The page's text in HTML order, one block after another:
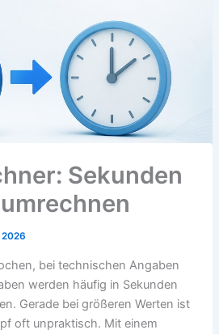
Sekunden
2026
bei technischen Angaben
werden häufig in Sekunden
Gerade bei größeren Werten ist
oft unpraktisch. Mit einem